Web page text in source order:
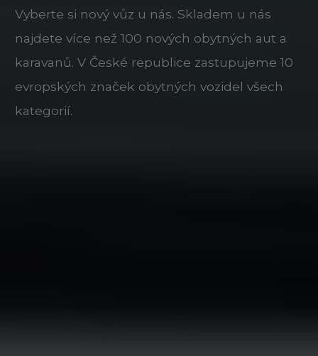
Vyberte si nový vůz u nás. Skladem u nás
najdete více než 100 nových obytných aut a
karavanů. V České republice zastupujeme 10
evropských značek obytných vozidel všech
kategorií.